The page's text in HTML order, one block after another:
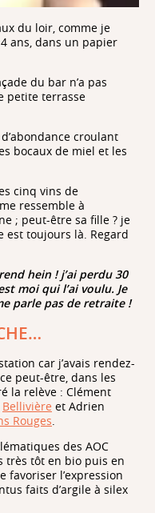
du loir, comme je
ans, dans un papier
du bar n’a pas
petite terrasse
croulant
bocaux de miel et les
cinq vins de
ressemble à
; peut-être sa fille ? je
est toujours là. Regard
hein ! j’ai perdu 30
moi qui l’ai voulu. Je
parle pas de retraite !
car j’avais rendez-
peut-être, dans les
la relève : Clément
Bellivière et Adrien
Rouges.
des AOC
très tôt en bio puis en
favoriser l’expression
faits d’argile à silex